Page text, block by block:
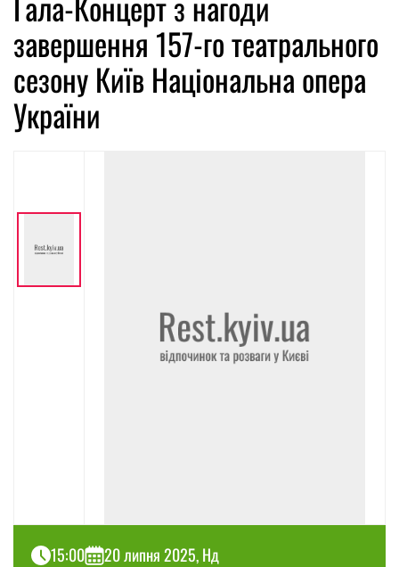
завершення 157-го театрального
сезону Київ Національна опера
України
15:00 20 липня 2025, Нд